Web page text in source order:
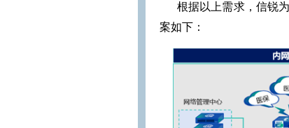
根据以上需求，信锐
案如下：